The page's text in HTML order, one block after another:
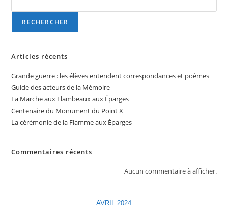
RECHERCHER
Articles récents
Grande guerre : les élèves entendent correspondances et poèmes
Guide des acteurs de la Mémoire
La Marche aux Flambeaux aux Éparges
Centenaire du Monument du Point X
La cérémonie de la Flamme aux Éparges
Commentaires récents
Aucun commentaire à afficher.
AVRIL 2024